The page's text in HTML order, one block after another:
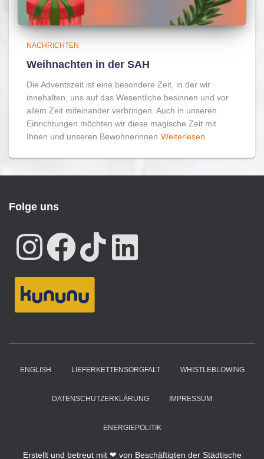
NACHRICHTEN
Weihnachten in der SAH
Die Adventszeit ist eine besondere Zeit, in der wir
innehalten, uns auf das Wesentliche besinnen und vor
allem Zeit miteinander verbringen. Auch in unseren
Einrichtungen möchten wir diese magische Zeit mit
Ihnen und unseren Bewohnerinnen Weiterlesen
Folge uns
ENGLISH LIEFERKETTENSORGFALT WHISTLEBLOWING
DATENSCHUTZERKLÄRUNG IMPRESSUM
ENERGIEPOLITIK
Erstellt und betreut mit ❤ von Beschäftigten der Städtische